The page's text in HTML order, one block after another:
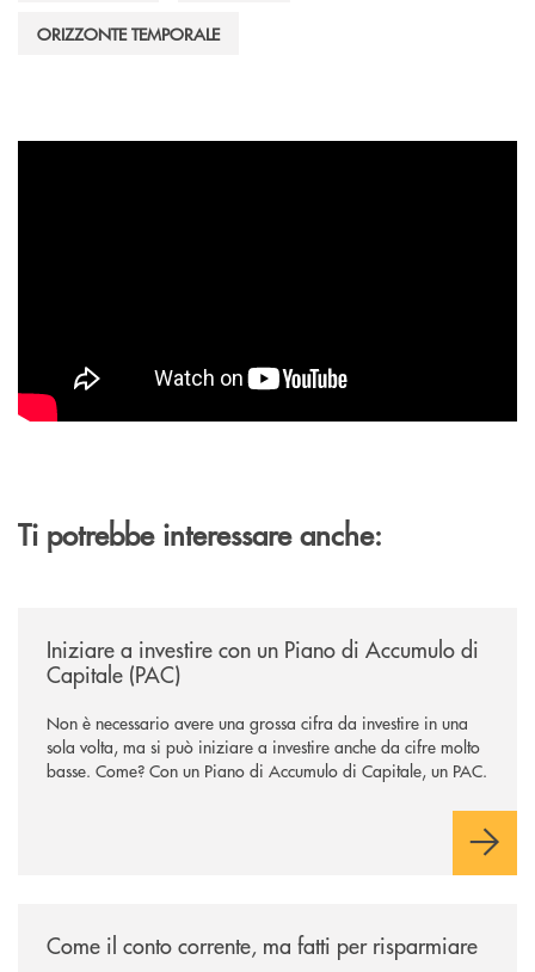
ORIZZONTE TEMPORALE
Ti potrebbe interessare anche:
Iniziare a investire con un Piano di Accumulo di
Capitale (PAC)
Non è necessario avere una grossa cifra da investire in una
sola volta, ma si può iniziare a investire anche da cifre molto
basse. Come? Con un Piano di Accumulo di Capitale, un PAC.
Come il conto corrente, ma fatti per risparmiare